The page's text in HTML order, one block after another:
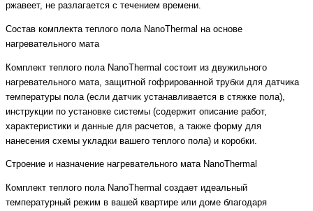
ржавеет, не разлагается с течением времени.
Состав комплекта теплого пола NanoThermal на основе
нагревательного мата
Комплект теплого пола NanoThermal состоит из двужильного
нагревательного мата, защитной гофрированной трубки для датчика
температуры пола (если датчик устанавливается в стяжке пола),
инструкции по установке системы (содержит описание работ,
характеристики и данные для расчетов, а также форму для
нанесения схемы укладки вашего теплого пола) и коробки.
Строение и назначение нагревательного мата NanoThermal
Комплект теплого пола NanoThermal создает идеальный
температурный режим в вашей квартире или доме благодаря